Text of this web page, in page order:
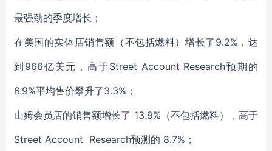
最强劲的季度增长；
在美国的实体店销售额（不包括燃料）增长了9.2%，达
到966亿美元，高于Street Account Research预期的
6.9%平均售价攀升了3.3%；
山姆会员店的销售额增长了 13.9%（不包括燃料），高于
Street Account Research预测的 8.7%；